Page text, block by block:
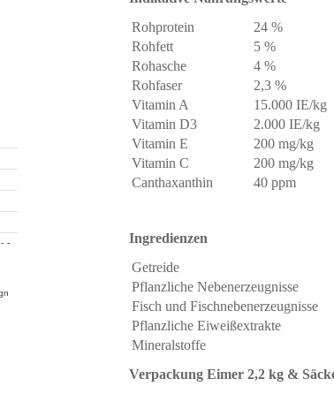
-
Rohprotein
24 %
Rohfett
5 %
Rohasche
4 %
Rohfaser
2,3 %
Vitamin A
15.000 IE/kg
Vitamin D3
2.000 IE/kg
Vitamin E
200 mg/kg
Vitamin C
200 mg/kg
Canthaxanthin
40 ppm
Ingredienzen
Getreide
Pflanzliche Nebenerzeugnisse
Fisch und Fischnebenerzeugnisse
Pflanzliche Eiweißextrakte
Mineralstoffe
Verpackung Eimer 2,2 kg &